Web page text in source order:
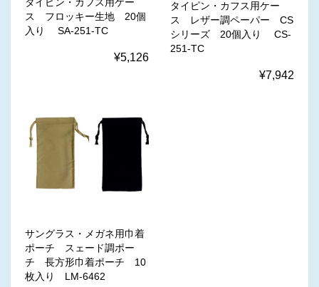
ス フロッキー生地 20個
入り SA-251-TC
¥5,126
タイピン・カフス用ケー
ス レザー調ペーパー CS
シリーズ 20個入り CS-
251-TC
¥7,942
サングラス・メガネ用巾着
ポーチ スェード調ポー
チ 長方形巾着ポーチ 10
枚入り LM-6462